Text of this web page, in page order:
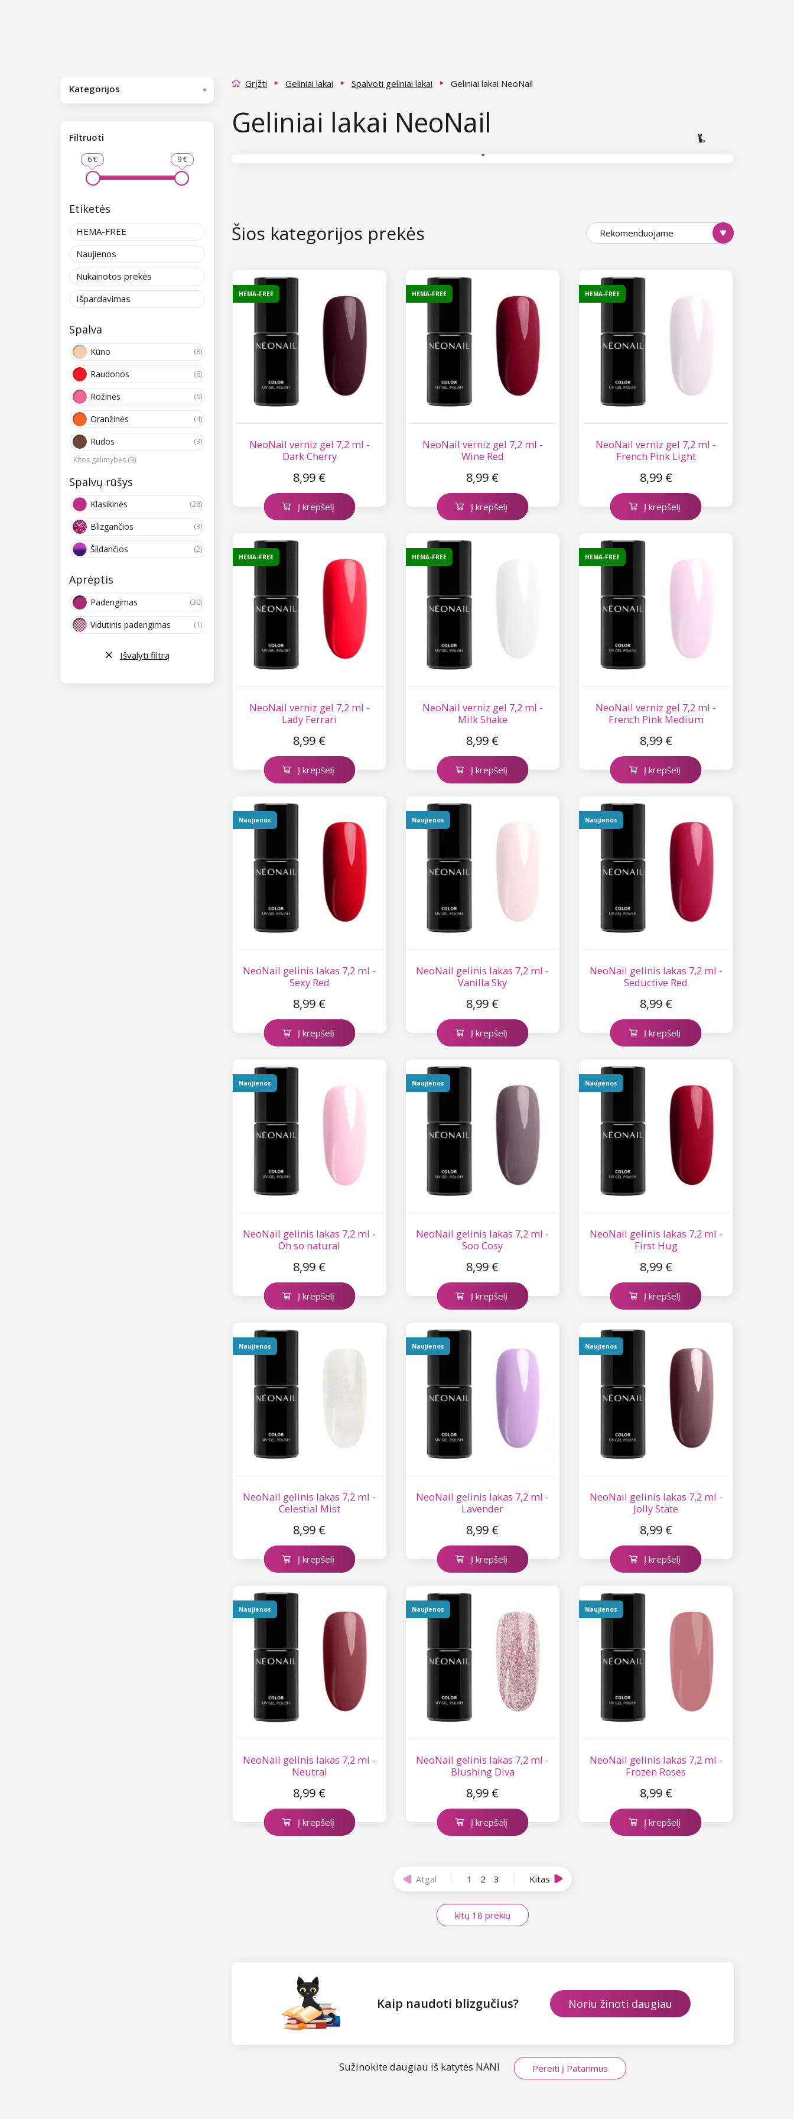
Kategorijos
Filtruoti
6 € 9 €
Etiketės
HEMA-FREE
Naujienos
Nukainotos prekės
Išpardavimas
Spalva
Kūno (8)
Raudonos (6)
Rožinės (6)
Oranžinės (4)
Rudos (3)
Kitos galimybės (9)
Spalvų rūšys
Klasikinės (28)
Blizgančios (3)
Šildančios (2)
Aprėptis
Padengimas (30)
Vidutinis padengimas (1)
Išvalyti filtrą
Grįžti Geliniai lakai Spalvoti geliniai lakai Geliniai lakai NeoNail
Geliniai lakai NeoNail
Šios kategorijos prekės Rekomenduojame
NeoNail verniz gel 7,2 ml -
Dark Cherry
8,99 €
HEMA-FREE
Į krepšelį
NeoNail verniz gel 7,2 ml -
Wine Red
8,99 €
HEMA-FREE
Į krepšelį
NeoNail verniz gel 7,2 ml -
French Pink Light
8,99 €
HEMA-FREE
Į krepšelį
NeoNail verniz gel 7,2 ml -
Lady Ferrari
8,99 €
HEMA-FREE
Į krepšelį
NeoNail verniz gel 7,2 ml -
Milk Shake
8,99 €
HEMA-FREE
Į krepšelį
NeoNail verniz gel 7,2 ml -
French Pink Medium
8,99 €
HEMA-FREE
Į krepšelį
NeoNail gelinis lakas 7,2 ml -
Sexy Red
8,99 €
Naujienos
Į krepšelį
NeoNail gelinis lakas 7,2 ml -
Vanilla Sky
8,99 €
Naujienos
Į krepšelį
NeoNail gelinis lakas 7,2 ml -
Seductive Red
8,99 €
Naujienos
Į krepšelį
NeoNail gelinis lakas 7,2 ml -
Oh so natural
8,99 €
Naujienos
Į krepšelį
NeoNail gelinis lakas 7,2 ml -
Soo Cosy
8,99 €
Naujienos
Į krepšelį
NeoNail gelinis lakas 7,2 ml -
First Hug
8,99 €
Naujienos
Į krepšelį
NeoNail gelinis lakas 7,2 ml -
Celestial Mist
8,99 €
Naujienos
Į krepšelį
NeoNail gelinis lakas 7,2 ml -
Lavender
8,99 €
Naujienos
Į krepšelį
NeoNail gelinis lakas 7,2 ml -
Jolly State
8,99 €
Naujienos
Į krepšelį
NeoNail gelinis lakas 7,2 ml -
Neutral
8,99 €
Naujienos
Į krepšelį
NeoNail gelinis lakas 7,2 ml -
Blushing Diva
8,99 €
Naujienos
Į krepšelį
NeoNail gelinis lakas 7,2 ml -
Frozen Roses
8,99 €
Naujienos
Į krepšelį
Atgal 1 2 3 Kitas
kitų 18 prekių
Kaip naudoti blizgučius? Noriu žinoti daugiau
Sužinokite daugiau iš katytės NANI Pereiti į Patarimus